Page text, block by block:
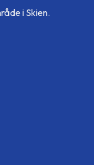
i Skien.